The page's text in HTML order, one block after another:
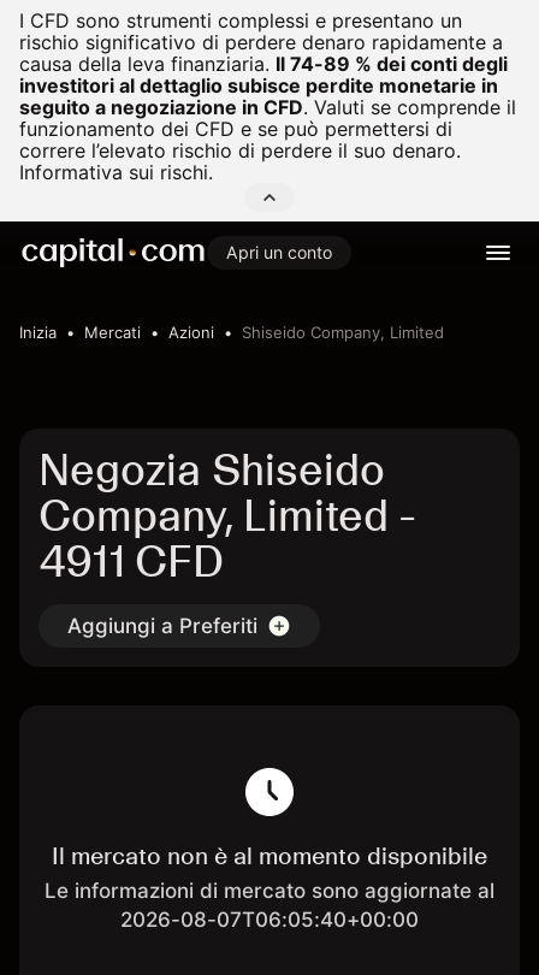
I CFD sono strumenti complessi e presentano un
rischio significativo di perdere denaro rapidamente a
causa della leva finanziaria. Il 74-89 % dei conti degli
investitori al dettaglio subisce perdite monetarie in
seguito a negoziazione in CFD. Valuti se comprende il
funzionamento dei CFD e se può permettersi di
correre l’elevato rischio di perdere il suo denaro.
Informativa sui rischi.
Apri un conto
Inizia Mercati Azioni Shiseido Company, Limited
Negozia Shiseido
Company, Limited -
4911 CFD
Aggiungi a Preferiti
Il mercato non è al momento disponibile
Le informazioni di mercato sono aggiornate al
2026-08-07T06:05:40+00:00